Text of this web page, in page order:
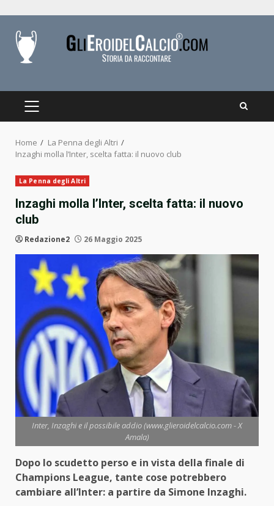
content
PRIMARY
Home
La Penna degli Altri
Inzaghi molla l’Inter, scelta fatta: il nuovo club
La Penna degli Altri
Inzaghi molla l’Inter, scelta fatta: il nuovo
club
Redazione2 26 Maggio 2025
Inter, Inzaghi e il possibile addio (www.glieroidelcalcio.com - X
Amala)
Dopo lo scudetto perso e in vista della finale di
Champions League, tante cose potrebbero
cambiare all’Inter: a partire da Simone Inzaghi.